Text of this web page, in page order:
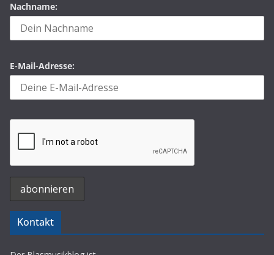
Nachname:
E-Mail-Adresse:
Kontakt